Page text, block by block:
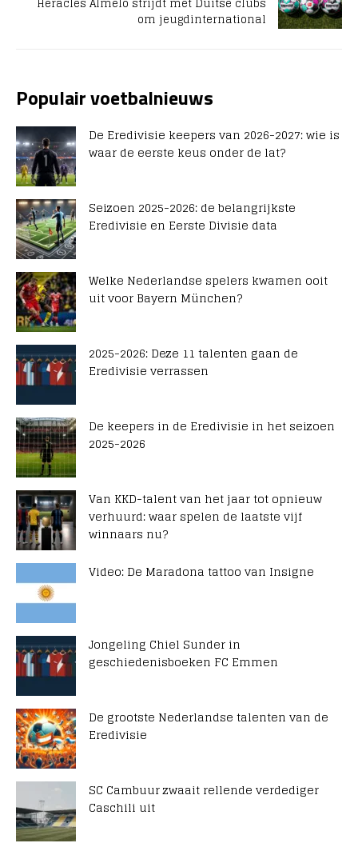
Heracles Almelo strijdt met Duitse clubs
om jeugdinternational
Populair voetbalnieuws
De Eredivisie keepers van 2026-2027: wie is
waar de eerste keus onder de lat?
Seizoen 2025-2026: de belangrijkste
Eredivisie en Eerste Divisie data
Welke Nederlandse spelers kwamen ooit
uit voor Bayern München?
2025-2026: Deze 11 talenten gaan de
Eredivisie verrassen
De keepers in de Eredivisie in het seizoen
2025-2026
Van KKD-talent van het jaar tot opnieuw
verhuurd: waar spelen de laatste vijf
winnaars nu?
Video: De Maradona tattoo van Insigne
Jongeling Chiel Sunder in
geschiedenisboeken FC Emmen
De grootste Nederlandse talenten van de
Eredivisie
SC Cambuur zwaait rellende verdediger
Caschili uit